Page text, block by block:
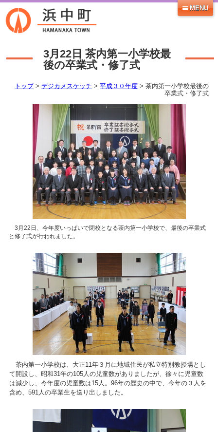
MENU
3月22日 茶内第一小学校最
後の卒業式・修了式
トップ> デジカメスケッチ > 平成３０年度 > 茶内第一小学校最後の
卒業式・修了式
3月22日、今年度いっぱいで閉校となる茶内第一小学校で、最後の卒業式
と修了式が行われました。
茶内第一小学校は、大正11年３月に地域住民が私立特別教授場とし
て開設し、昭和31年の105人の児童数がありましたが、徐々に児童数
は減少し、今年度の児童数は15人。96年の歴史の中で、今年の３人を
含め、591人の卒業生を送り出しました。